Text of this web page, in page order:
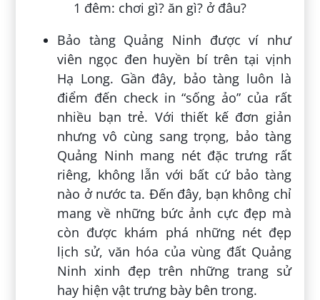
Bảo tàng Quảng Ninh được ví như
viên ngọc đen huyền bí trên tại vịnh
Hạ Long. Gần đây, bảo tàng luôn là
điểm đến check in “sống ảo” của rất
nhiều bạn trẻ. Với thiết kế đơn giản
nhưng vô cùng sang trọng, bảo tàng
Quảng Ninh mang nét đặc trưng rất
riêng, không lẫn với bất cứ bảo tàng
nào ở nước ta. Đến đây, bạn không chỉ
mang về những bức ảnh cực đẹp mà
còn được khám phá những nét đẹp
lịch sử, văn hóa của vùng đất Quảng
Ninh xinh đẹp trên những trang sử
hay hiện vật trưng bày bên trong.